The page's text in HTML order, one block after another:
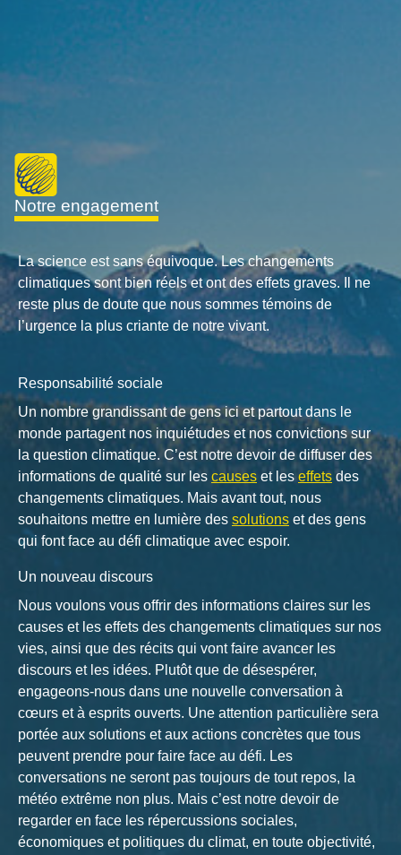
notre engagement
La science est sans équivoque. Les changements
climatiques sont bien réels et ont des effets graves. Il ne
reste plus de doute que nous sommes témoins de
l’urgence la plus criante de notre vivant.
Responsabilité sociale
Un nombre grandissant de gens ici et partout dans le
monde partagent nos inquiétudes et nos convictions sur
la question climatique. C’est notre devoir de diffuser des
informations de qualité sur les causes et leseffets des
changements climatiques. Mais avant tout, nous
souhaitons mettre en lumière des solutions et des gens
qui font face au défi climatique avec espoir.
Un nouveau discours
Nous voulons vous offrir des informations claires sur les
causes et les effets des changements climatiques sur nos
vies, ainsi que des récits qui vont faire avancer les
discours et les idées. Plutôt que de désespérer,
engageons-nous dans une nouvelle conversation à
cœurs et à esprits ouverts. Une attention particulière sera
portée aux solutions et aux actions concrètes que tous
peuvent prendre pour faire face au défi. Les
conversations ne seront pas toujours de tout repos, la
météo extrême non plus. Mais c’est notre devoir de
regarder en face les répercussions sociales,
économiques et politiques du climat, en toute objectivité,